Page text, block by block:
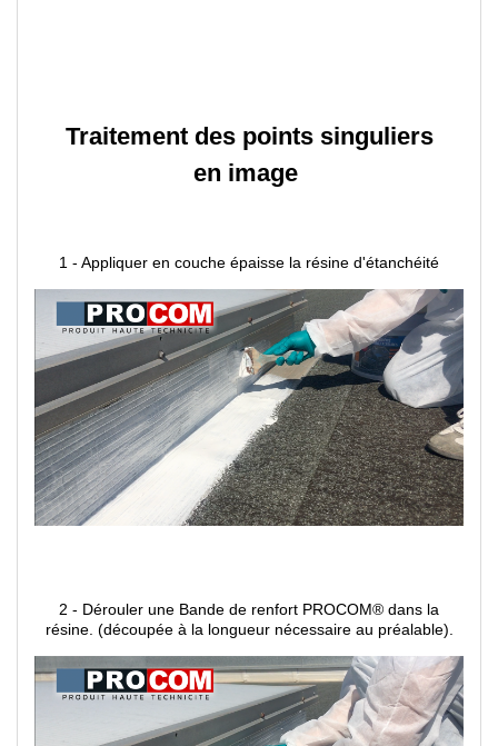
Traitement des points singuliers
en image
1 - Appliquer en couche épaisse la résine d'étanchéité
2 - Dérouler une Bande de renfort PROCOM® dans la
résine. (découpée à la longueur nécessaire au préalable).